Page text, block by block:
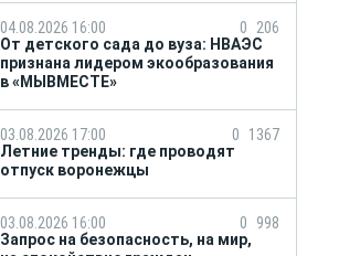
04.08.2026 16:00 0
206
От детского сада до вуза: НВАЭС
признана лидером экообразования
в «МЫВМЕСТЕ»
03.08.2026 17:00 0
1367
Летние тренды: где проводят
отпуск воронежцы
03.08.2026 16:00 0
998
Запрос на безопасность, на мир,